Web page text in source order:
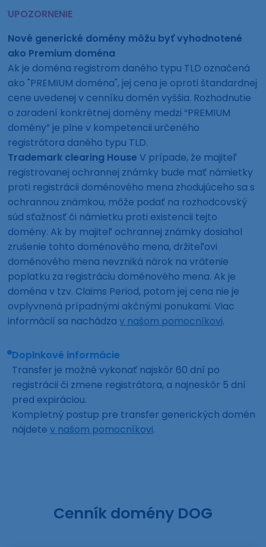
UPOZORNENIE
Nové generické domény môžu byť vyhodnotené
ako Premium doména
Ak je doména registrom daného typu TLD označená
ako "PREMIUM doména", jej cena je oproti štandardnej
cene uvedenej v cenníku domén vyššia. Rozhodnutie
o zaradení konkrétnej domény medzi “PREMIUM
domény” je plne v kompetencii určeného
registrátora daného typu TLD.
Trademark clearing House V prípade, že majiteľ
registrovanej ochrannej známky bude mať námietky
proti registrácii doménového mena zhodujúceho sa s
ochrannou známkou, môže podať na rozhodcovský
súd sťažnosť či námietku proti existencii tejto
domény. Ak by majiteľ ochrannej známky dosiahol
zrušenie tohto doménového mena, držiteľovi
doménového mena nevzniká nárok na vrátenie
poplatku za registráciu doménového mena. Ak je
doména v tzv. Claims Period, potom jej cena nie je
ovplyvnená prípadnými akčnými ponukami. Viac
informácií sa nachádzav našom pomocníkovi.
Doplnkové informácie
Transfer je možné vykonať najskôr 60 dní po
registrácii či zmene registrátora, a najneskôr 5 dní
pred expiráciou.
Kompletný postup pre transfer generických domén
nájdete v našom pomocníkovi.
Cenník domény DOG